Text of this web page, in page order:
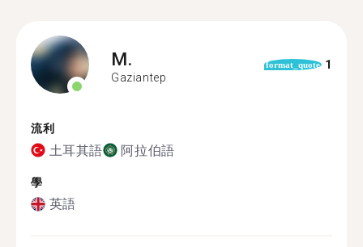
M.
Gaziantep
format_quote 1
流利
土耳其語 阿拉伯語
學
英語